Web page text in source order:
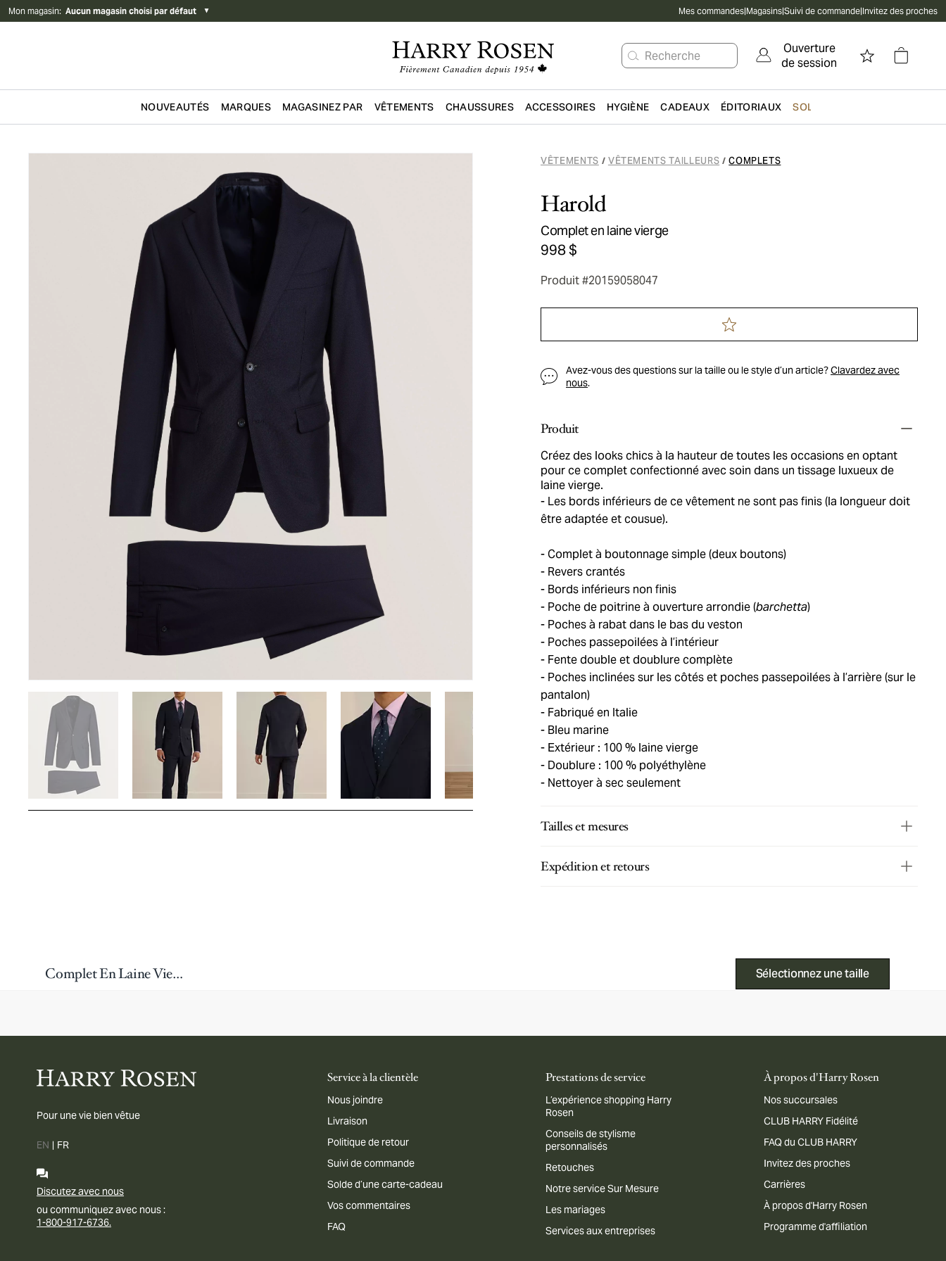
Mon magasin: Aucun magasin choisi par défaut ▼ Mes commandes|Magasins|Suivi de commande|Invitez des proches
Recherche
Ouverture
de session
Passer au contenu principal
NOUVEAUTÉS MARQUES MAGASINEZ PAR VÊTEMENTS CHAUSSURES ACCESSOIRES HYGIÈNE CADEAUX ÉDITORIAUX SOLDES
VÊTEMENTS / VÊTEMENTS TAILLEURS / COMPLETS
Harold
Complet en laine vierge
998 $
Produit #20159058047
Avez-vous des questions sur la taille ou le style d’un article?Clavardez avec
nous.
Produit
Créez des looks chics à la hauteur de toutes les occasions en optant
pour ce complet confectionné avec soin dans un tissage luxueux de
laine vierge.
Les bords inférieurs de ce vêtement ne sont pas finis (la longueur doit
être adaptée et cousue).
Complet à boutonnage simple (deux boutons)
Revers crantés
Bords inférieurs non finis
Poche de poitrine à ouverture arrondie (barchetta)
Poches à rabat dans le bas du veston
Poches passepoilées à l’intérieur
Fente double et doublure complète
Poches inclinées sur les côtés et poches passepoilées à l’arrière (sur le
pantalon)
Fabriqué en Italie
Bleu marine
Extérieur : 100 % laine vierge
Doublure : 100 % polyéthylène
Nettoyer à sec seulement
Tailles et mesures
Expédition et retours
Complet En Laine Vierge Sélectionnez une taille
Pour une vie bien vêtue
EN | FR
Discutez avec nous
ou communiquez avec nous :
1-800-917-6736.
Service à la clientèle
Nous joindre
Livraison
Politique de retour
Suivi de commande
Solde d’une carte-cadeau
Vos commentaires
FAQ
Prestations de service
L’expérience shopping Harry
Rosen
Conseils de stylisme
personnalisés
Retouches
Notre service Sur Mesure
Les mariages
Services aux entreprises
À propos d'Harry Rosen
Nos succursales
CLUB HARRY Fidélité
FAQ du CLUB HARRY
Invitez des proches
Carrières
À propos d'Harry Rosen
Programme d'affiliation